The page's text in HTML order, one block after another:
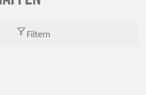
Filtern